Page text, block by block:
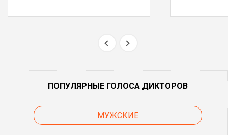
ПОПУЛЯРНЫЕ ГОЛОСА ДИКТОРОВ
МУЖСКИЕ